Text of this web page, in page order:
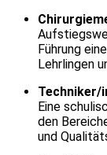
Führung
Lehrlingen
Techniker/
Eine
den
und